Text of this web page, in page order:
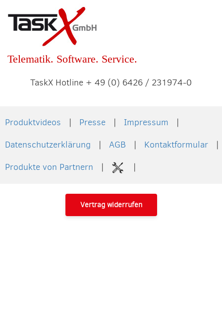
Telematik. Software. Service.
TaskX Hotline + 49 (0) 6426 / 231974-0
Produktvideos Presse
Impressum
Datenschutzerklärung
AGB
Kontaktformular
Produkte von Partnern
Vertrag widerrufen